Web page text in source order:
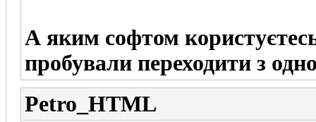
А яким софтом
пробували переходити з
Petro_HTML